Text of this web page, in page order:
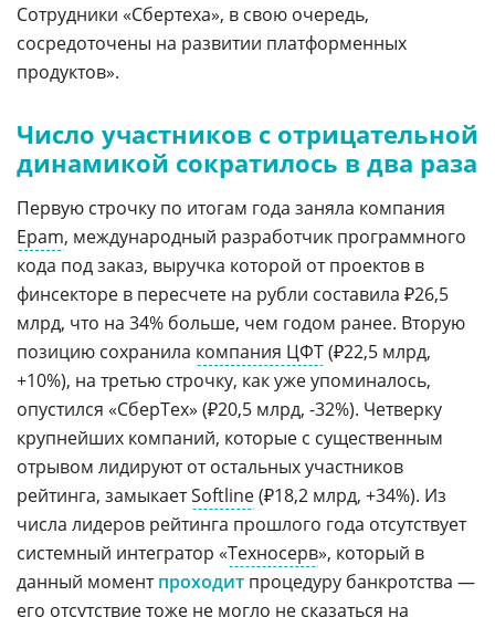
Сотрудники «Сбертеха», в свою очередь,
сосредоточены на развитии платформенных
продуктов».
Число участников с отрицательной
динамикой сократилось в два раза
Первую строчку по итогам года заняла компания
Epam, международный разработчик программного
кода под заказ, выручка которой от проектов в
финсекторе в пересчете на рубли составила ₽26,5
млрд, что на 34% больше, чем годом ранее. Вторую
позицию сохранила компания ЦФТ(₽22,5 млрд,
+10%), на третью строчку, как уже упоминалось,
опустился «СберТех» (₽20,5 млрд, -32%). Четверку
крупнейших компаний, которые с существенным
отрывом лидируют от остальных участников
рейтинга, замыкаетSoftline(₽18,2 млрд, +34%). Из
числа лидеров рейтинга прошлого года отсутствует
системный интегратор «Техносерв», который в
данный моментпроходит процедуру банкротства —
его отсутствие тоже не могло не сказаться на